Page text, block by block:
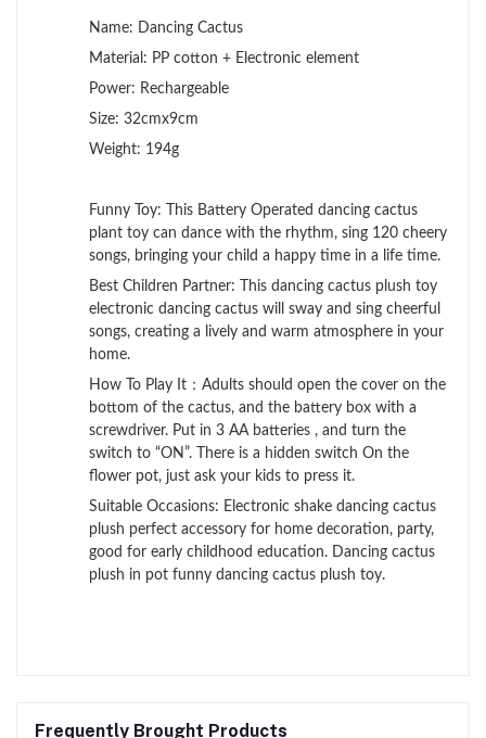
Name: Dancing Cactus
Material: PP cotton + Electronic element
Power: Rechargeable
Size: 32cmx9cm
Weight: 194g
Funny Toy: This Battery Operated dancing cactus
plant toy can dance with the rhythm, sing 120 cheery
songs, bringing your child a happy time in a life time.
Best Children Partner: This dancing cactus plush toy
electronic dancing cactus will sway and sing cheerful
songs, creating a lively and warm atmosphere in your
home.
How To Play It：Adults should open the cover on the
bottom of the cactus, and the battery box with a
screwdriver. Put in 3 AA batteries , and turn the
switch to “ON”. There is a hidden switch On the
flower pot, just ask your kids to press it.
Suitable Occasions: Electronic shake dancing cactus
plush perfect accessory for home decoration, party,
good for early childhood education. Dancing cactus
plush in pot funny dancing cactus plush toy.
Frequently Brought Products